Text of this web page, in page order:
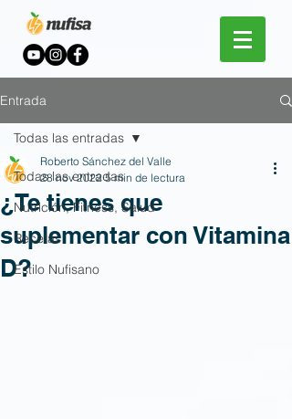
Entrada
Todas las entradas
Nutrición, Fitness, Salud
Recetas
Estilo Nufisano
Todas las entradas
¿Te tienes que
suplementar con Vitamina
D?
Roberto Sánchez del Valle
28 nov 2022 5 min de lectura